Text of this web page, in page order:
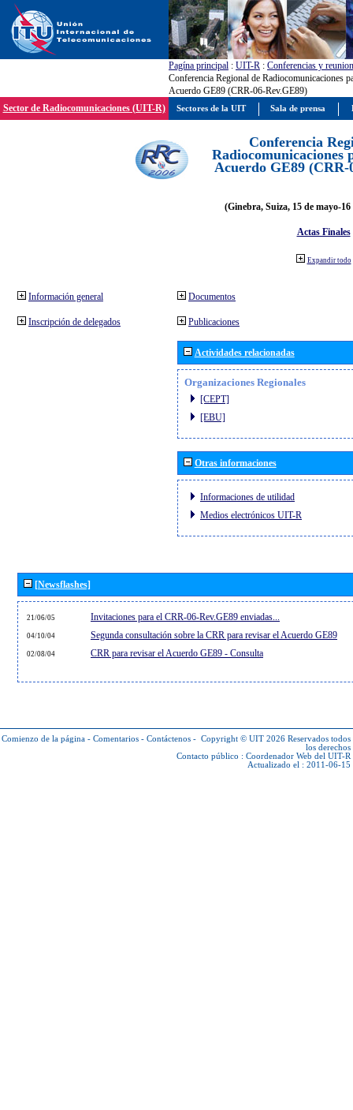
Pagína principal : UIT-R : Conferencias y
Conferencia Regional de Radiocomunicaciones
Acuerdo GE89 (CRR-06-Rev.GE89)
Sector de Radiocomunicaciones (UIT-R)
Conferencia
Radiocomunicaciones
Acuerdo GE89 (CRR-
(Ginebra, Suiza, 15 de mayo-
Actas Finales
Expandir todo
Información general
Inscripción de delegados
Documentos
Publicaciones
Actividades relacionadas
Organizaciones Regionales
[CEPT]
[EBU]
Otras informaciones
Informaciones de utilidad
Medios electrónicos UIT-R
[Newsflashes]
21/06/05 Invitaciones para el CRR-06-Rev.GE89 enviadas...
04/10/04 Segunda consultación sobre la CRR para revisar el Acuerdo GE89
02/08/04 CRR para revisar el Acuerdo GE89 - Consulta
Comienzo de la página - Comentarios - Contáctenos - Copyright © UIT 2026 Reservados todos
los derechos
Contacto público : Coordenador Web del UIT-R
Actualizado el : 2011-06-15
Sectores de la UIT Sala de prensa